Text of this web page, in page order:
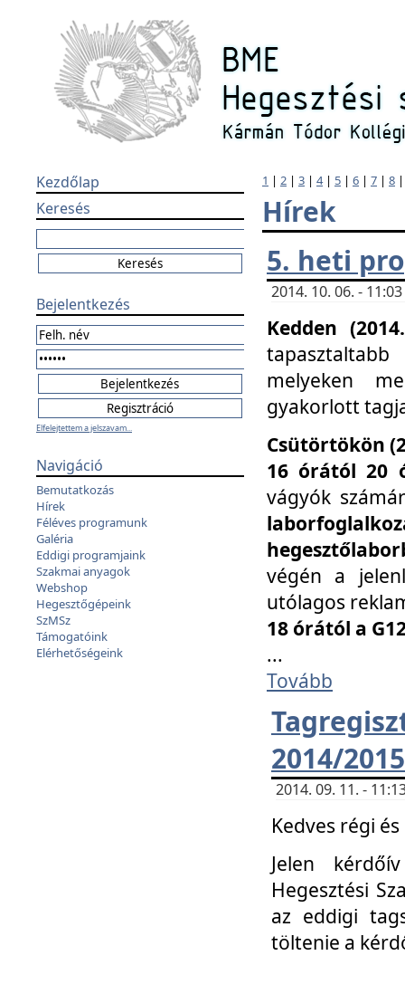
Kezdőlap
Keresés
Bejelentkezés
Elfelejtettem a jelszavam...
Navigáció
Bemutatkozás
Hírek
Féléves programunk
Galéria
Eddigi programjaink
Szakmai anyagok
Webshop
Hegesztőgépeink
SzMSz
Támogatóink
Elérhetőségeink
1 | 2 | 3 | 4| 5 | 6 | 7 | 8
Hírek
5. heti
2014. 10. 06. -
Kedden
melyeken
gyakorlott
Csütörtökön
16 órától 20
vágyók
végén a
utólagos
18 órától a
...
Tovább
2014/
2014. 09. 11. -
Kedves régi
Jelen
Hegesztési
az eddigi
töltenie a